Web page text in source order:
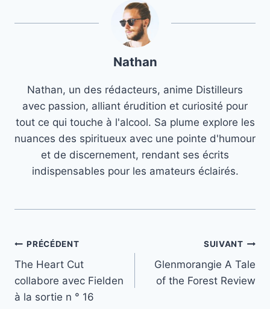
Nathan
Nathan, un des rédacteurs, anime Distilleurs
avec passion, alliant érudition et curiosité pour
tout ce qui touche à l'alcool. Sa plume explore les
nuances des spiritueux avec une pointe d'humour
et de discernement, rendant ses écrits
indispensables pour les amateurs éclairés.
Navigation
de
l’article
PRÉCÉDENT
The Heart Cut
collabore avec Fielden
à la sortie n ° 16
SUIVANT
Glenmorangie A Tale
of the Forest Review